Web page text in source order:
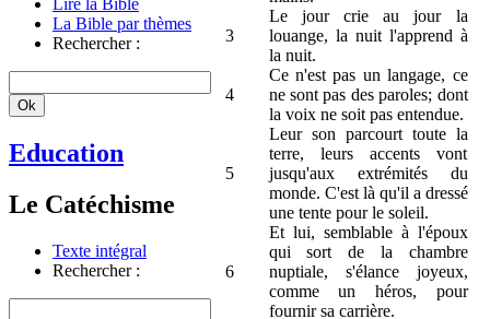
Lire la Bible
La Bible par thèmes
Rechercher :
Education
Le Catéchisme
Texte intégral
Rechercher :
3
Le jour crie au jour la
louange, la nuit l'apprend à
la nuit.
4
Ce n'est pas un langage, ce
ne sont pas des paroles; dont
la voix ne soit pas entendue.
5
Leur son parcourt toute la
terre, leurs accents vont
jusqu'aux extrémités du
monde. C'est là qu'il a dressé
une tente pour le soleil.
6
Et lui, semblable à l'époux
qui sort de la chambre
nuptiale, s'élance joyeux,
comme un héros, pour
fournir sa carrière.